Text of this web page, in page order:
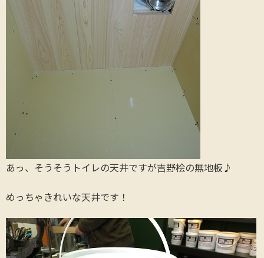
あっ、そうそうトイレの天井ですが吉野桧の無地板♪
めっちゃきれいな天井です！